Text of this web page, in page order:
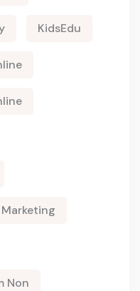
KidsEdu
Marketing
Non